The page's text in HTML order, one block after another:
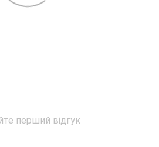
перший відгук